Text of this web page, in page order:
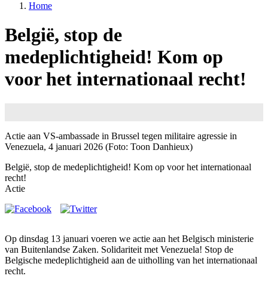
Home
België, stop de
medeplichtigheid! Kom op
voor het internationaal recht!
Actie aan VS-ambassade in Brussel tegen militaire agressie in
Venezuela, 4 januari 2026 (Foto: Toon Danhieux)
België, stop de medeplichtigheid! Kom op voor het internationaal
recht!
Actie
Op dinsdag 13 januari voeren we actie aan het Belgisch ministerie
van Buitenlandse Zaken. Solidariteit met Venezuela! Stop de
Belgische medeplichtigheid aan de uitholling van het internationaal
recht.